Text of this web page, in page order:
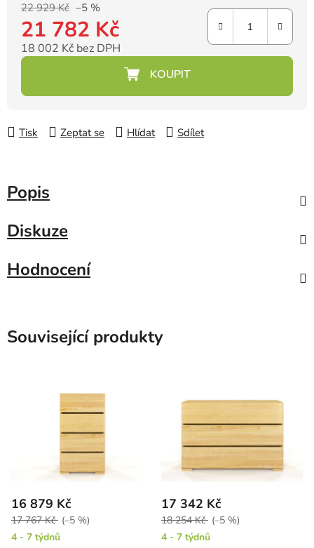
22 929 Kč –5 %
21 782 Kč
18 002 Kč bez DPH
Tisk Zeptat se Hlídat Sdílet
Popis
Diskuze
Hodnocení
Související produkty
16 879 Kč
17 767 Kč (–5 %)
4 - 7 týdnů
17 342 Kč
18 254 Kč (–5 %)
4 - 7 týdnů